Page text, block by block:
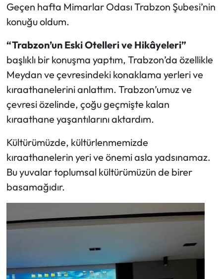
Geçen hafta Mimarlar Odası Trabzon Şubesi’nin
konuğu oldum.
“Trabzon’un Eski Otelleri ve Hikâyeleri”
başlıklı bir konuşma yaptım, Trabzon’da özellikle
Meydan ve çevresindeki konaklama yerleri ve
kıraathanelerini anlattım. Trabzon’umuz ve
çevresi özelinde, çoğu geçmişte kalan
kıraathane yaşantılarını aktardım.
Kültürümüzde, kültürlenmemizde
kıraathanelerin yeri ve önemi asla yadsınamaz.
Bu yuvalar toplumsal kültürümüzün de birer
basamağıdır.